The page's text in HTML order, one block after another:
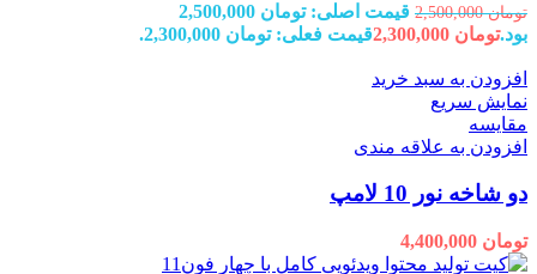
تومان2,500,000
قیمت اصلی: تومان 2,500,000
بود.تومان قیمت فعلی: تومان 2,300,000.
افزودن به سبد خرید
نمایش سریع
مقايسه
افزودن به علاقه مندی
دو شاخه نور 10 لامپ
تومان